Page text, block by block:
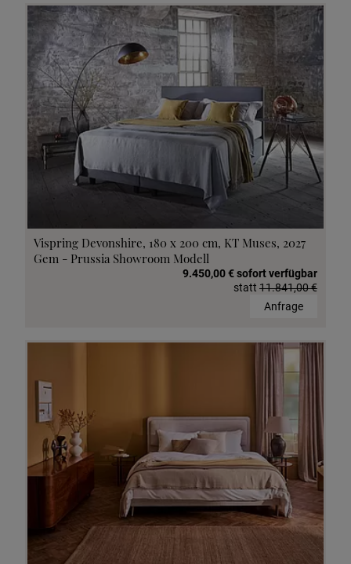
Vispring Devonshire, 180 x 200 cm, KT Muses, 2027
Gem - Prussia Showroom Modell
9.450,00 € sofort verfügbar
statt 11.841,00 €
Anfrage